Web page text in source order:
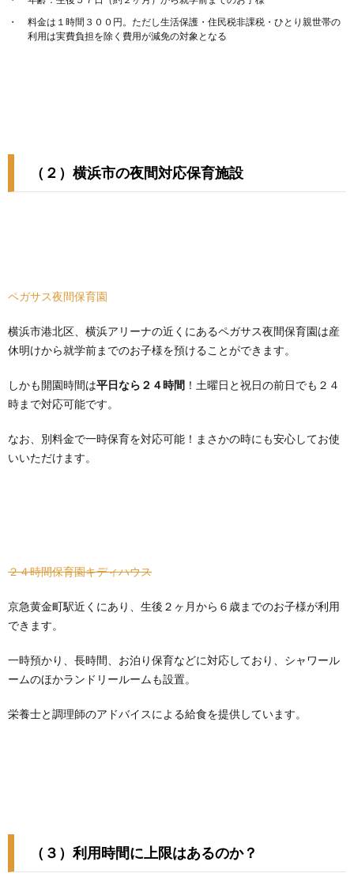
料金は１時間３００円。ただし生活保護・住民税非課税・ひとり親世帯の
利用は実費負担を除く費用が減免の対象となる
（２）横浜市の夜間対応保育施設
ペガサス夜間保育園
横浜市港北区、横浜アリーナの近くにあるペガサス夜間保育園は産
休明けから就学前までのお子様を預けることができます。
しかも開園時間は平日なら２４時間 ！土曜日と祝日の前日でも２４
時まで対応可能です。
なお、別料金で一時保育を対応可能！まさかの時にも安心してお使
いいただけます。
２４時間保育園キディハウス
京急黄金町駅近くにあり、生後２ヶ月から６歳までのお子様が利用
できます。
一時預かり、長時間、お泊り保育などに対応しており、シャワール
ームのほかランドリールームも設置。
栄養士と調理師のアドバイスによる給食を提供しています。
（３）利用時間に上限はあるのか？